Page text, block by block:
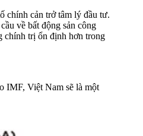
chính cản trở tâm lý đầu tư.
về bất động sản công
chính trị ổn định hơn trong
IMF, Việt Nam sẽ là một